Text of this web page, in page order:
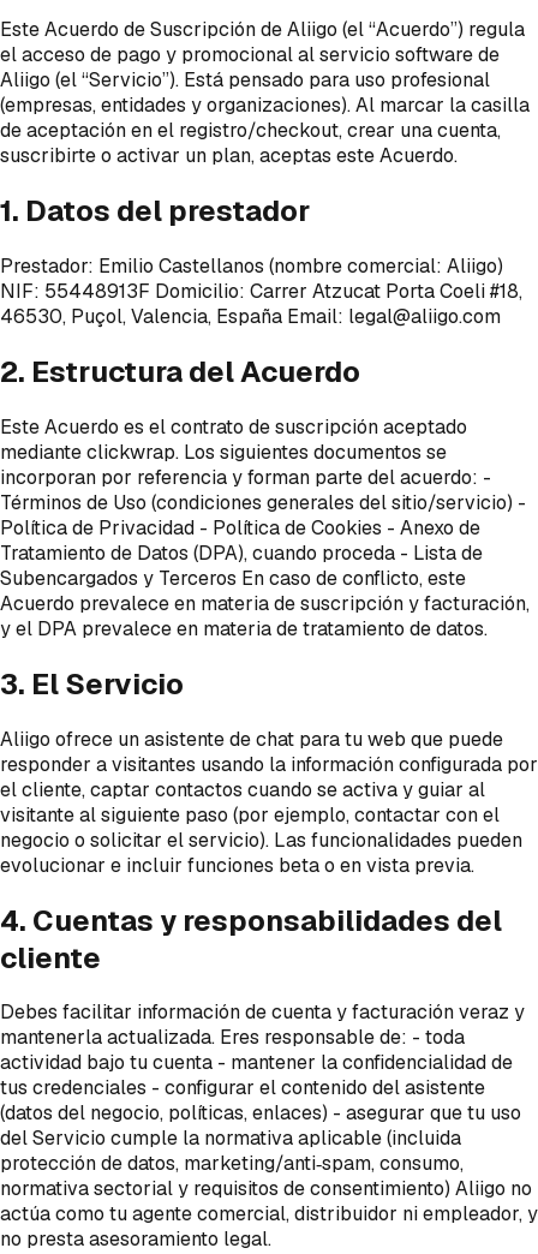
Este Acuerdo de Suscripción de Aliigo (el “Acuerdo”) regula
el acceso de pago y promocional al servicio software de
Aliigo (el “Servicio”). Está pensado para uso profesional
(empresas, entidades y organizaciones). Al marcar la casilla
de aceptación en el registro/checkout, crear una cuenta,
suscribirte o activar un plan, aceptas este Acuerdo.
1. Datos del prestador
Prestador: Emilio Castellanos (nombre comercial: Aliigo)
NIF: 55448913F Domicilio: Carrer Atzucat Porta Coeli #18,
46530, Puçol, Valencia, España Email: legal@aliigo.com
2. Estructura del Acuerdo
Este Acuerdo es el contrato de suscripción aceptado
mediante clickwrap. Los siguientes documentos se
incorporan por referencia y forman parte del acuerdo: -
Términos de Uso (condiciones generales del sitio/servicio) -
Política de Privacidad - Política de Cookies - Anexo de
Tratamiento de Datos (DPA), cuando proceda - Lista de
Subencargados y Terceros En caso de conflicto, este
Acuerdo prevalece en materia de suscripción y facturación,
y el DPA prevalece en materia de tratamiento de datos.
3. El Servicio
Aliigo ofrece un asistente de chat para tu web que puede
responder a visitantes usando la información configurada por
el cliente, captar contactos cuando se activa y guiar al
visitante al siguiente paso (por ejemplo, contactar con el
negocio o solicitar el servicio). Las funcionalidades pueden
evolucionar e incluir funciones beta o en vista previa.
4. Cuentas y responsabilidades del
cliente
Debes facilitar información de cuenta y facturación veraz y
mantenerla actualizada. Eres responsable de: - toda
actividad bajo tu cuenta - mantener la confidencialidad de
tus credenciales - configurar el contenido del asistente
(datos del negocio, políticas, enlaces) - asegurar que tu uso
del Servicio cumple la normativa aplicable (incluida
protección de datos, marketing/anti‑spam, consumo,
normativa sectorial y requisitos de consentimiento) Aliigo no
actúa como tu agente comercial, distribuidor ni empleador, y
no presta asesoramiento legal.